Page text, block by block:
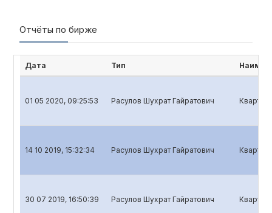
Отчёты по бирже
Дата Тип
01 05 2020, 09:25:53 Расулов Шухрат Гайратович
14 10 2019, 15:32:34 Расулов Шухрат Гайратович
30 07 2019, 16:50:39 Расулов Шухрат Гайратович